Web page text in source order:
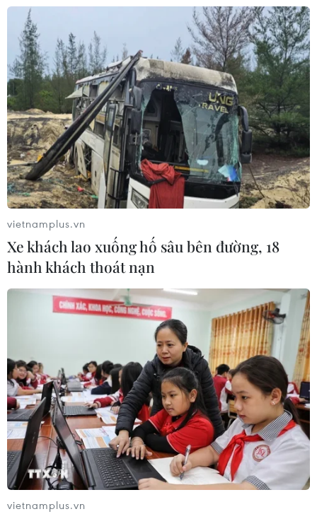
vietnamplus.vn
Xe khách lao xuống hố sâu bên đường, 18
hành khách thoát nạn
vietnamplus.vn